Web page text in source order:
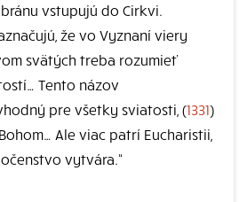
vstupujú do Cirkvi.
že vo Vyznaní viery
svätých treba rozumieť
Tento názov
pre všetky sviatosti, (1331)
Ale viac patrí Eucharistii,
vytvára.“